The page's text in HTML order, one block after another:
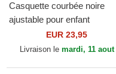
Casquette courbée noire
ajustable pour enfant
9FORTY Space All Over
Print New Era
EUR 23,95
Livraison le mardi, 11 aout